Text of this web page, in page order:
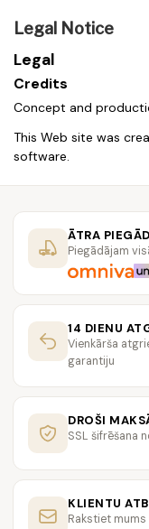
Legal Notice
Legal
Credits
Concept and
This Web site was
software.
ĀTRA
Piegādājam
14 DIENU
Vienkārša
garantiju
DROŠI
SSL šifrēšana
KLIENTU
Rakstiet mums